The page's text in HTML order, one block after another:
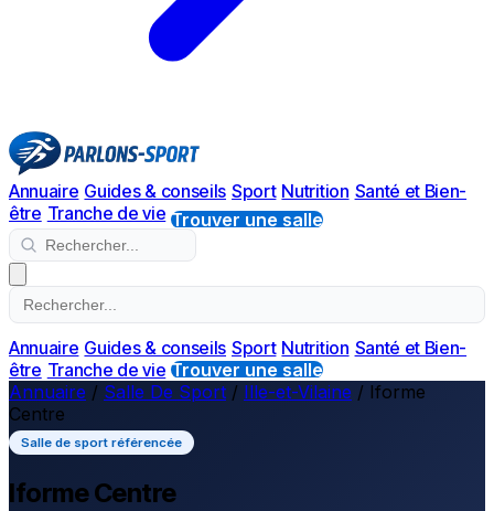
Annuaire Guides & conseils Sport Nutrition Santé et Bien-
être Tranche de vie Trouver une salle
Annuaire Guides & conseils Sport Nutrition Santé et Bien-
être Tranche de vie Trouver une salle
Annuaire / Salle De Sport / Ille-et-Vilaine / Iforme
Centre
Salle de sport référencée
Iforme Centre